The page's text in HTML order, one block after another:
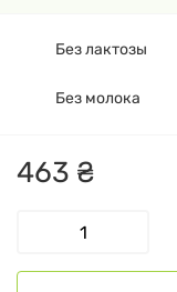
463 ₴
Без лактозы
Без молока